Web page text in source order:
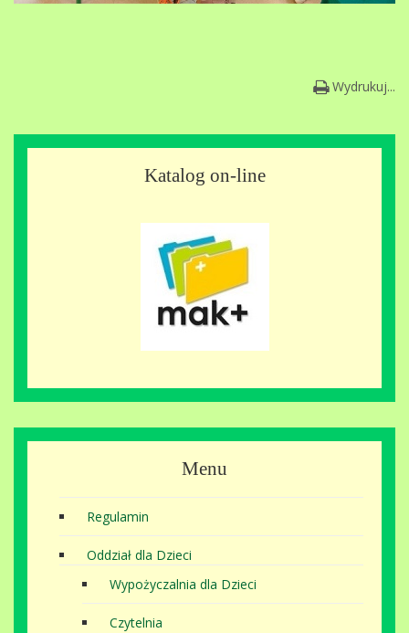
Wydrukuj...
Katalog on-line
Menu
Regulamin
Oddział dla Dzieci
Wypożyczalnia dla Dzieci
Czytelnia